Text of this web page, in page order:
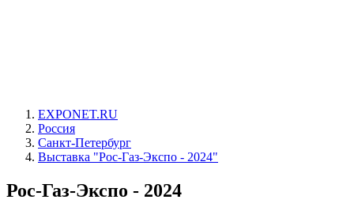
EXPONET.RU
Россия
Санкт-Петербург
Выставка "Рос-Газ-Экспо - 2024"
Рос-Газ-Экспо - 2024